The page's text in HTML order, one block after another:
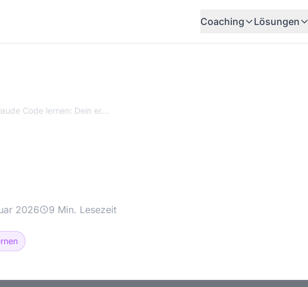
Coaching Lösungen
Claude Code lernen: Dein erstes Tool ohne Programmieren
2026 9 Min. Lesezeit